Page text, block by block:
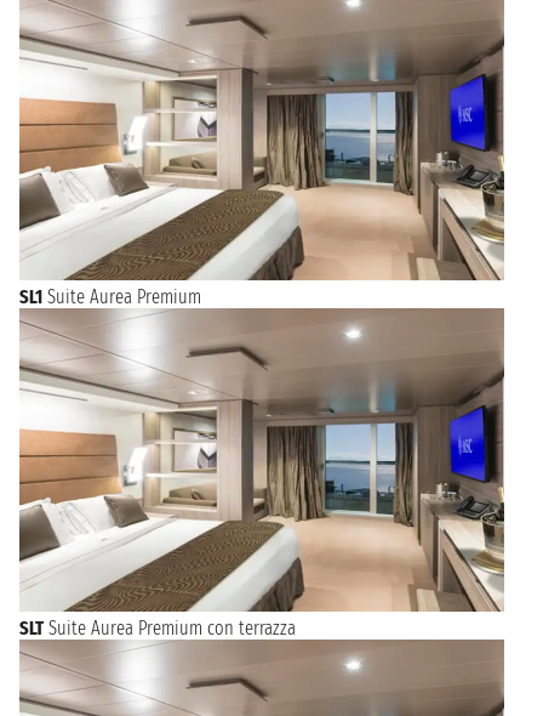
SL1 Suite Aurea Premium
SLT Suite Aurea Premium con terrazza